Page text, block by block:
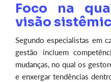
Foco na
visão
Segundo especialistas em
gestão incluem
mudanças, no qual os
e enxergar tendências